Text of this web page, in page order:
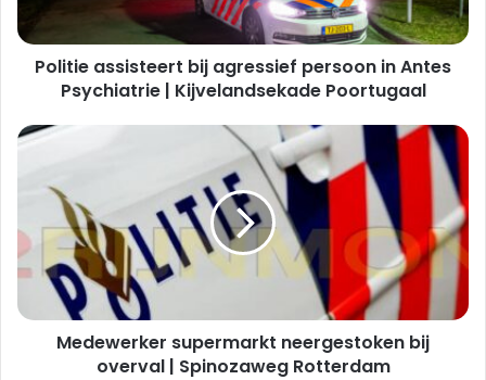
Psychiatrie
|
Kijvelandsekade
Poortugaal
Politie assisteert bij agressief persoon in Antes
Psychiatrie | Kijvelandsekade Poortugaal
Medewerker
overval
Spinozaweg
Rotterdam
Medewerker supermarkt neergestoken bij
overval | Spinozaweg Rotterdam